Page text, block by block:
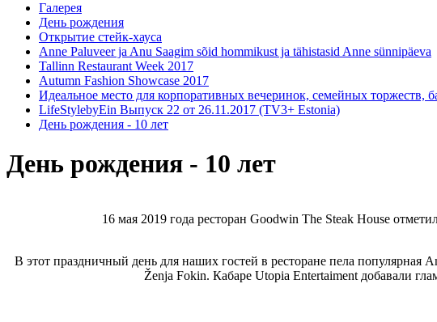
Галерея
День рождения
Открытие стейк-хауса
Anne Paluveer ja Anu Saagim sõid hommikust ja tähistasid Anne sünnipäeva
Tallinn Restaurant Week 2017
Autumn Fashion Showcase 2017
Идеальное место для корпоративных вечеринок, семейных торжеств,
LifeStylebyEin Выпуск 22 от 26.11.2017 (TV3+ Estonia)
День рождения - 10 лет
День рождения - 10 лет
16 мая 2019 года ресторан Goodwin The Steak House
В этот праздничный день для наших гостей в ресторане пела
Ženja Fokin. Кабаре Utopia Entertaiment добавали